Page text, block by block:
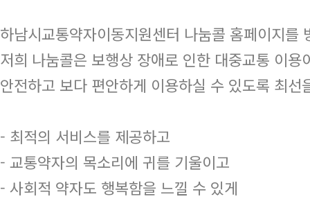
하남시교통약자이동지원센터 나눔콜 홈페이지를
저희 나눔콜은 보행상 장애로 인한 대중교통 이
안전하고 보다 편안하게 이용하실 수 있도록 최선
- 최적의 서비스를 제공하고
- 교통약자의 목소리에 귀를 기울이고
- 사회적 약자도 행복함을 느낄 수 있게